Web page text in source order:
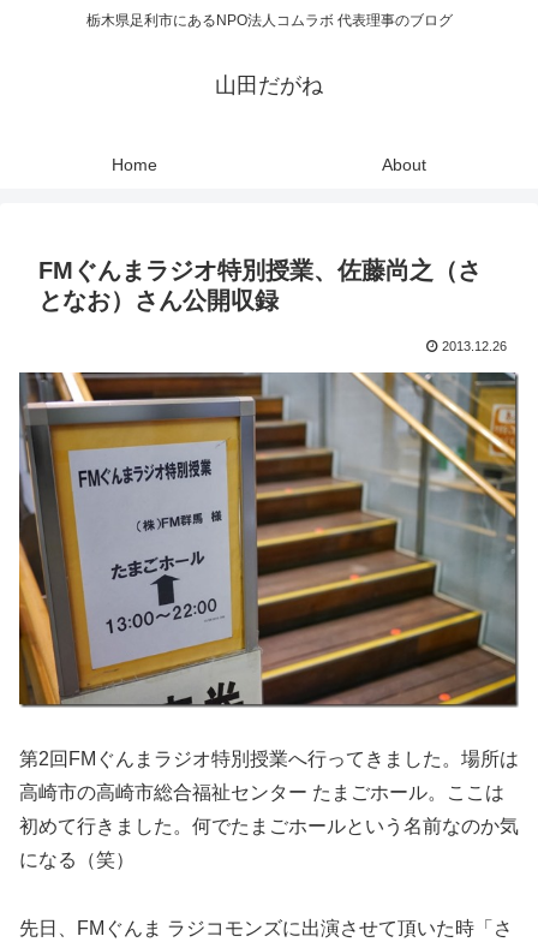
栃木県足利市にあるNPO法人コムラボ 代表理事のブログ
山田だがね
Home About
FMぐんまラジオ特別授業、佐藤尚之（さ
となお）さん公開収録
2013.12.26
第2回FMぐんまラジオ特別授業へ行ってきました。場所は
高崎市の高崎市総合福祉センター たまごホール。ここは
初めて行きました。何でたまごホールという名前なのか気
になる（笑）
先日、FMぐんま ラジコモンズに出演させて頂いた時「さ